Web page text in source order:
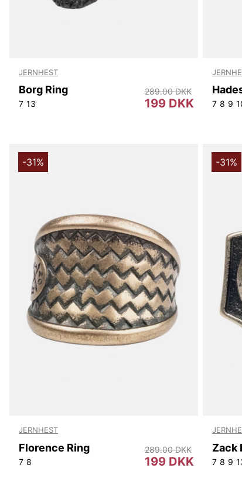
JERNHEST
Borg Ring
7 13 199 DKK
289.00 DKK
7 8 9
-31%
JERNHEST
Florence Ring
7 8 199 DKK
289.00 DKK
-31%
Zack
7 8 9